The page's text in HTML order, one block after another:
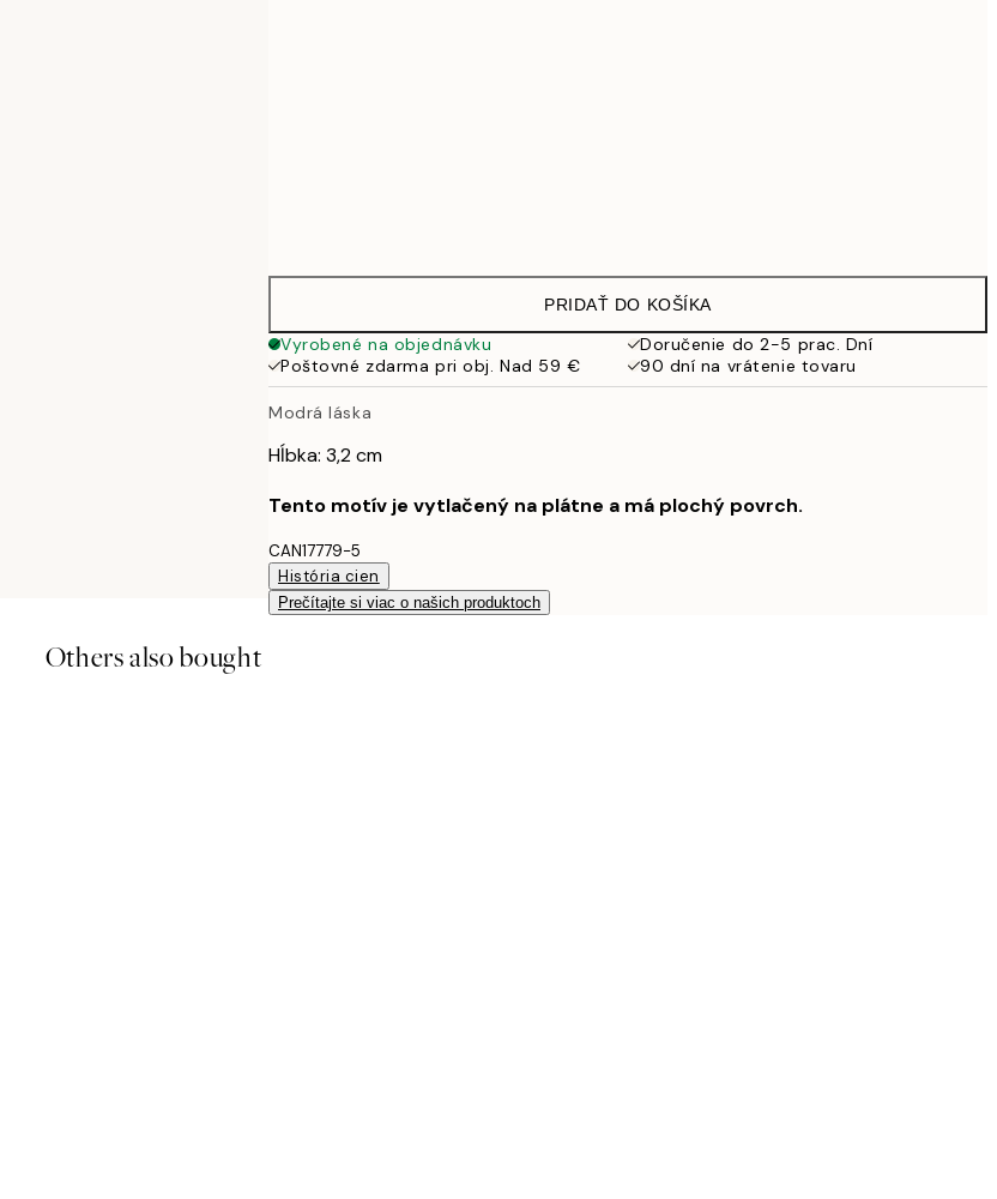
PRIDAŤ DO KOŠÍKA
Vyrobené na objednávku
Doručenie do 2-5 prac. Dní
Poštovné zdarma pri obj. Nad 59 €
90 dní na vrátenie tovaru
Modrá láska
Hĺbka: 3,2 cm
Tento motív je vytlačený na plátne a má plochý povrch.
CAN17779-5
História cien
Prečítajte si viac o našich produktoch
Others also bought